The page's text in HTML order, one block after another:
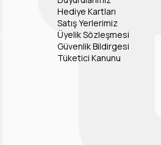
Hediye Kartları
Satış Yerlerimiz
Üyelik Sözleşmesi
Güvenlik Bildirgesi
Tüketici Kanunu